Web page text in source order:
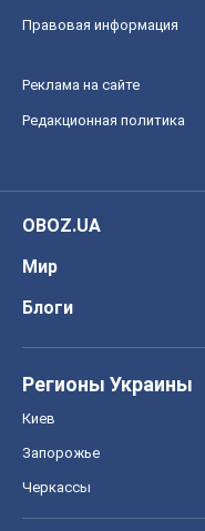
Правовая информация
Реклама на сайте
Редакционная политика
OBOZ.UA
Мир
Блоги
Регионы Украины
Киев
Запорожье
Черкассы